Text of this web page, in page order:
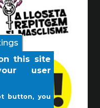
this site
user
button, you